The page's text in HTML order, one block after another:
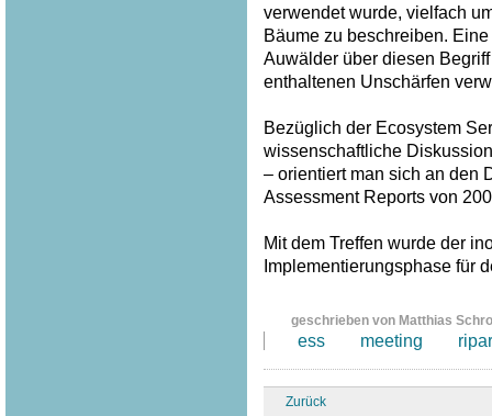
verwendet wurde, vielfach
Bäume zu beschreiben.
Auwälder über diesen
enthaltenen Unschärfen
Bezüglich der Ecosystem
wissenschaftliche
– orientiert man sich an den
Assessment Reports von
Mit dem Treffen wurde der
Implementierungsphase für
geschrieben von Matthias
ess meeting
Zurück